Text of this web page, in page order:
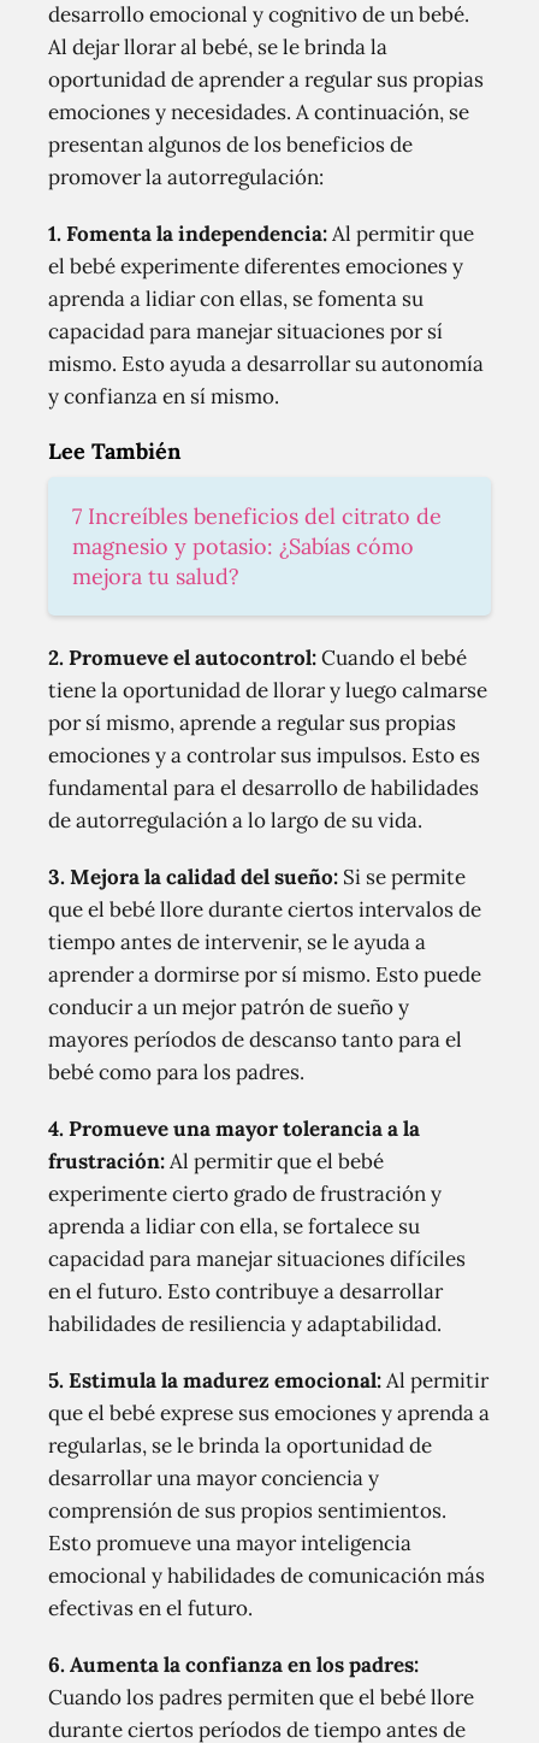
desarrollo emocional y cognitivo de un bebé.
Al dejar llorar al bebé, se le brinda la
oportunidad de aprender a regular sus propias
emociones y necesidades. A continuación, se
presentan algunos de los beneficios de
promover la autorregulación:
1.Fomenta la independencia:Al permitir que
el bebé experimente diferentes emociones y
aprenda a lidiar con ellas, se fomenta su
capacidad para manejar situaciones por sí
mismo. Esto ayuda a desarrollar su autonomía
y confianza en sí mismo.
Lee También
7 Increíbles beneficios del citrato de
magnesio y potasio: ¿Sabías cómo
mejora tu salud?
2.Promueve el autocontrol:Cuando el bebé
tiene la oportunidad de llorar y luego calmarse
por sí mismo, aprende a regular sus propias
emociones y a controlar sus impulsos. Esto es
fundamental para el desarrollo de habilidades
de autorregulación a lo largo de su vida.
3.Mejora la calidad del sueño: Si se permite
que el bebé llore durante ciertos intervalos de
tiempo antes de intervenir, se le ayuda a
aprender a dormirse por sí mismo. Esto puede
conducir a un mejor patrón de sueño y
mayores períodos de descanso tanto para el
bebé como para los padres.
4.Promueve una mayor tolerancia a la
frustración:Al permitir que el bebé
experimente cierto grado de frustración y
aprenda a lidiar con ella, se fortalece su
capacidad para manejar situaciones difíciles
en el futuro. Esto contribuye a desarrollar
habilidades de resiliencia y adaptabilidad.
5.Estimula la madurez emocional:Al permitir
que el bebé exprese sus emociones y aprenda a
regularlas, se le brinda la oportunidad de
desarrollar una mayor conciencia y
comprensión de sus propios sentimientos.
Esto promueve una mayor inteligencia
emocional y habilidades de comunicación más
efectivas en el futuro.
6.Aumenta la confianza en los padres:
Cuando los padres permiten que el bebé llore
durante ciertos períodos de tiempo antes de